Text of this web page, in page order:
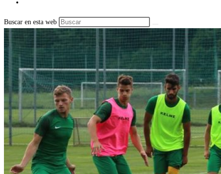
Buscar en esta web